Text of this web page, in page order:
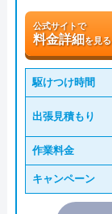
公式サイトで
料金詳細を見る
駆けつけ時間
出張見積もり
作業料金
キャンペーン